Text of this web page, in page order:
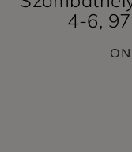
4-6,